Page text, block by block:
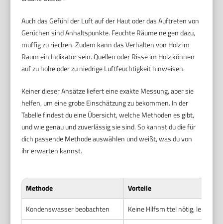
Auch das Gefühl der Luft auf der Haut oder das Auftreten von
Gerüchen sind Anhaltspunkte. Feuchte Räume neigen dazu,
muffig zu riechen. Zudem kann das Verhalten von Holz im
Raum ein Indikator sein. Quellen oder Risse im Holz können
auf zu hohe oder zu niedrige Luftfeuchtigkeit hinweisen.
Keiner dieser Ansätze liefert eine exakte Messung, aber sie
helfen, um eine grobe Einschätzung zu bekommen. In der
Tabelle findest du eine Übersicht, welche Methoden es gibt,
und wie genau und zuverlässig sie sind. So kannst du die für
dich passende Methode auswählen und weißt, was du von
ihr erwarten kannst.
Methode
Vorteile
Kondenswasser beobachten
Keine Hilfsmittel nötig, leicht